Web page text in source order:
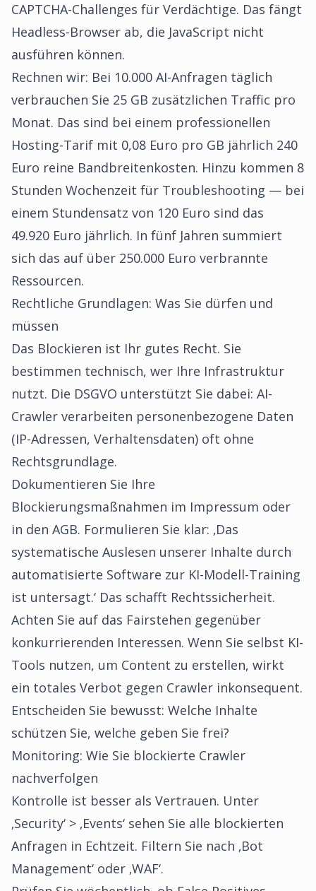
CAPTCHA-Challenges für Verdächtige. Das fängt
Headless-Browser ab, die JavaScript nicht
ausführen können.
Rechnen wir: Bei 10.000 AI-Anfragen täglich
verbrauchen Sie 25 GB zusätzlichen Traffic pro
Monat. Das sind bei einem professionellen
Hosting-Tarif mit 0,08 Euro pro GB jährlich 240
Euro reine Bandbreitenkosten. Hinzu kommen 8
Stunden Wochenzeit für Troubleshooting — bei
einem Stundensatz von 120 Euro sind das
49.920 Euro jährlich. In fünf Jahren summiert
sich das auf über 250.000 Euro verbrannte
Ressourcen.
Rechtliche Grundlagen: Was Sie dürfen und
müssen
Das Blockieren ist Ihr gutes Recht. Sie
bestimmen technisch, wer Ihre Infrastruktur
nutzt. Die DSGVO unterstützt Sie dabei: AI-
Crawler verarbeiten personenbezogene Daten
(IP-Adressen, Verhaltensdaten) oft ohne
Rechtsgrundlage.
Dokumentieren Sie Ihre
Blockierungsmaßnahmen im Impressum oder
in den AGB. Formulieren Sie klar: ‚Das
systematische Auslesen unserer Inhalte durch
automatisierte Software zur KI-Modell-Training
ist untersagt.‘ Das schafft Rechtssicherheit.
Achten Sie auf das Fairstehen gegenüber
konkurrierenden Interessen. Wenn Sie selbst KI-
Tools nutzen, um Content zu erstellen, wirkt
ein totales Verbot gegen Crawler inkonsequent.
Entscheiden Sie bewusst: Welche Inhalte
schützen Sie, welche geben Sie frei?
Monitoring: Wie Sie blockierte Crawler
nachverfolgen
Kontrolle ist besser als Vertrauen. Unter
‚Security‘ > ‚Events‘ sehen Sie alle blockierten
Anfragen in Echtzeit. Filtern Sie nach ‚Bot
Management‘ oder ‚WAF‘.